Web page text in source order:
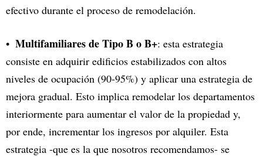
efectivo durante el proceso de remodelación.
Multifamiliares de Tipo B o B+: esta estrategia
consiste en adquirir edificios estabilizados con altos
niveles de ocupación (90-95%) y aplicar una estrategia de
mejora gradual. Esto implica remodelar los departamentos
interiormente para aumentar el valor de la propiedad y,
por ende, incrementar los ingresos por alquiler. Esta
estrategia -que es la que nosotros recomendamos- se